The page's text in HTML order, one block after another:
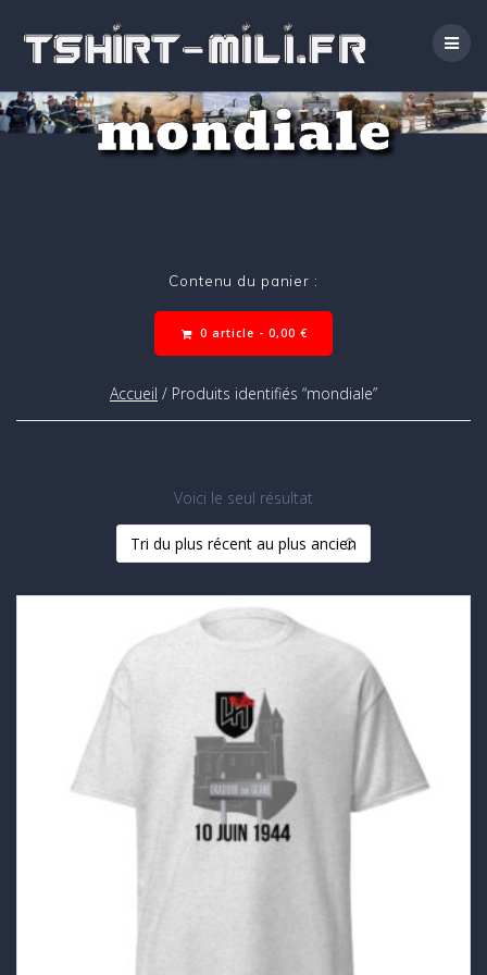
au
contenu
mondiale
Contenu du panier :
0 article - 0,00 €
Accueil / Produits identifiés “mondiale”
Voici le seul résultat